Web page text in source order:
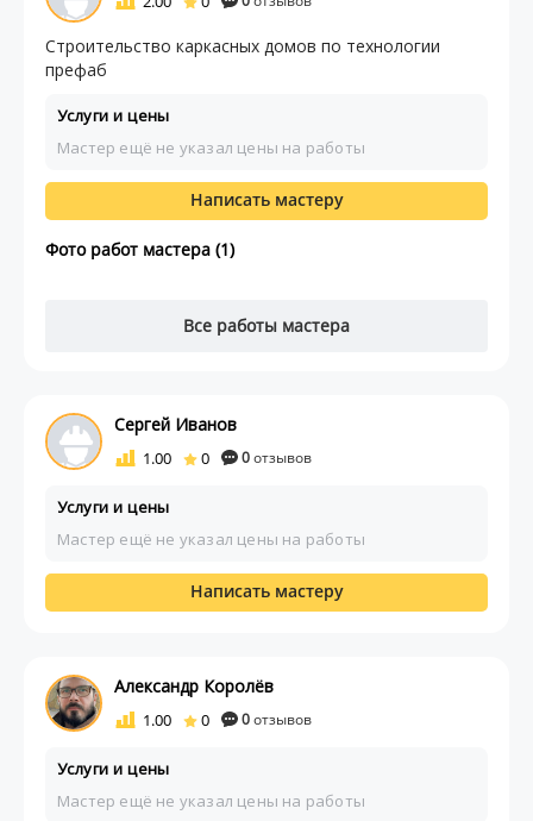
Строительство каркасных домов по технологии
префаб
Услуги и цены
Мастер ещё не указал цены на работы
Написать мастеру
Фото работ мастера (1)
Все работы мастера
Сергей Иванов
1.00 0 0отзывов
Услуги и цены
Мастер ещё не указал цены на работы
Написать мастеру
Александр Королёв
1.00 0 0отзывов
Услуги и цены
Мастер ещё не указал цены на работы